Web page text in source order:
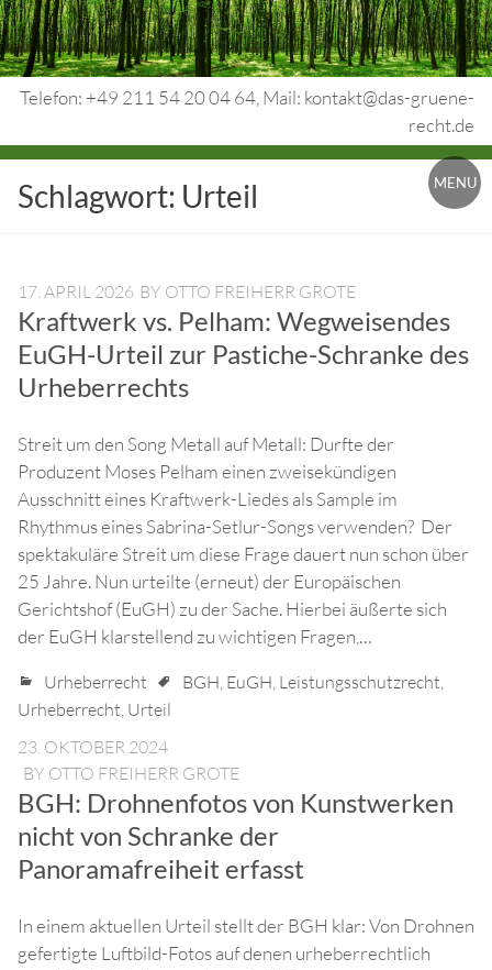
Skip
to
content
Telefon: +49 211 54 20 04 64, Mail: kontakt@das-gruene-
recht.de
Urheberrecht.
Medienrecht.
Rechtsschutz.
MENU
Schlagwort: Urteil
17. APRIL 2026 BY OTTO FREIHERR GROTE
Kraftwerk vs. Pelham: Wegweisendes
EuGH-Urteil zur Pastiche-Schranke des
Urheberrechts
Streit um den Song Metall auf Metall: Durfte der
Produzent Moses Pelham einen zweisekündigen
Ausschnitt eines Kraftwerk-Liedes als Sample im
Rhythmus eines Sabrina-Setlur-Songs verwenden? Der
spektakuläre Streit um diese Frage dauert nun schon über
25 Jahre. Nun urteilte (erneut) der Europäischen
Gerichtshof (EuGH) zu der Sache. Hierbei äußerte sich
der EuGH klarstellend zu wichtigen Fragen,…
Urheberrecht BGH, EuGH, Leistungsschutzrecht,
Urheberrecht, Urteil
23. OKTOBER 2024
BY OTTO FREIHERR GROTE
BGH: Drohnenfotos von Kunstwerken
nicht von Schranke der
Panoramafreiheit erfasst
In einem aktuellen Urteil stellt der BGH klar: Von Drohnen
gefertigte Luftbild-Fotos auf denen urheberrechtlich